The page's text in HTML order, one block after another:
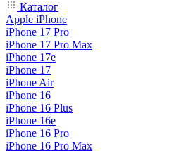
Каталог
Apple iPhone
iPhone 17 Pro
iPhone 17 Pro Max
iPhone 17e
iPhone 17
iPhone Air
iPhone 16
iPhone 16 Plus
iPhone 16e
iPhone 16 Pro
iPhone 16 Pro Max